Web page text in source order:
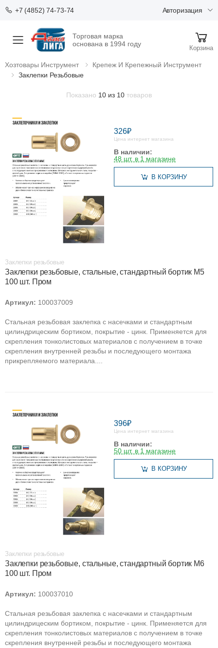
+7 (4852) 74-73-74 Авторизация
Меню
Торговая марка
основана в 1994 году
Корзина
Хозтовары Инструмент
Крепеж И Крепежный Инструмент
Заклепки Резьбовые
Показано 10 из 10 товаров
326₽
Цена интернет магазина
В наличии:
48 шт. в 1 магазине
В КОРЗИНУ
Заклепки резьбовые
Заклепки резьбовые, стальные, стандартный бортик М5
100 шт. Пром
Артикул: 100037009
Стальная резьбовая заклепка с насечками и стандартным
цилиндрицеским бортиком, покрытие - цинк. Применяется для
скрепления тонколистовых материалов с получением в точке
скрепления внутренней резьбы и последующего монтажа
прикрепляемого материала....
396₽
Цена интернет магазина
В наличии:
50 шт. в 1 магазине
В КОРЗИНУ
Заклепки резьбовые
Заклепки резьбовые, стальные, стандартный бортик М6
100 шт. Пром
Артикул: 100037010
Стальная резьбовая заклепка с насечками и стандартным
цилиндрицеским бортиком, покрытие - цинк. Применяется для
скрепления тонколистовых материалов с получением в точке
скрепления внутренней резьбы и последующего монтажа